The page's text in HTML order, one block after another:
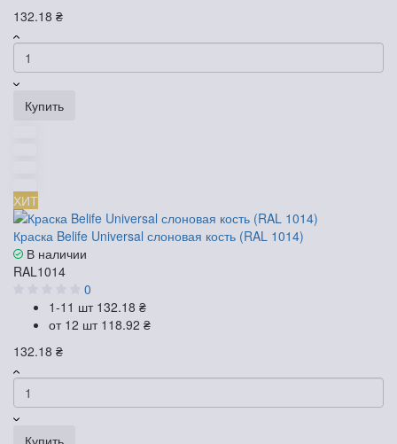
132.18 ₴
Купить
ХИТ
Краска Belife Universal слоновая кость (RAL 1014)
В наличии
RAL1014
0
1-11 шт 132.18 ₴
от 12 шт 118.92 ₴
132.18 ₴